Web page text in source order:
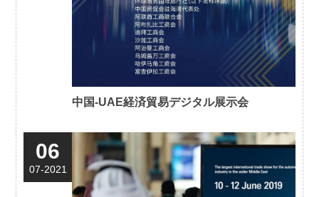
中国-UAE経済貿易デジタル展示会
06
07-2021